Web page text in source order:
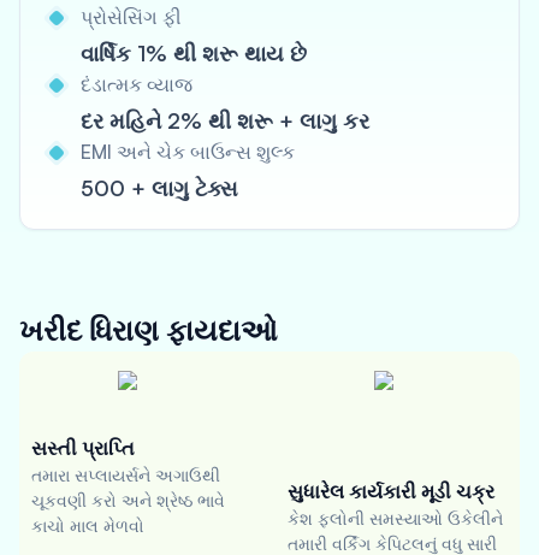
પ્રોસેસિંગ ફી
વાર્ષિક 1% થી શરૂ થાય છે
દંડાત્મક વ્યાજ
દર મહિને 2% થી શરૂ + લાગુ કર
EMI અને ચેક બાઉન્સ શુલ્ક
500 + લાગુ ટેક્સ
ખરીદ ધિરાણ ફાયદાઓ
સસ્તી પ્રાપ્તિ
તમારા સપ્લાયર્સને અગાઉથી
ચૂકવણી કરો અને શ્રેષ્ઠ ભાવે
કાચો માલ મેળવો
સુધારેલ કાર્યકારી મૂડી ચક્ર
કેશ ફ્લોની સમસ્યાઓ ઉકેલીને
તમારી વર્કિંગ કેપિટલનું વધુ સારી